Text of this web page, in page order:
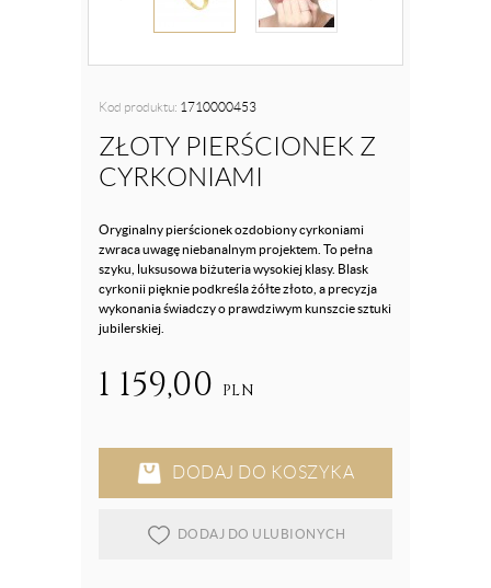
Kod produktu: 1710000453
ZŁOTY PIERŚCIONEK Z
CYRKONIAMI
Oryginalny pierścionek ozdobiony cyrkoniami
zwraca uwagę niebanalnym projektem. To pełna
szyku, luksusowa biżuteria wysokiej klasy. Blask
cyrkonii pięknie podkreśla żółte złoto, a precyzja
wykonania świadczy o prawdziwym kunszcie sztuki
jubilerskiej.
1 159,00 PLN
DODAJ DO KOSZYKA
DODAJ DO ULUBIONYCH